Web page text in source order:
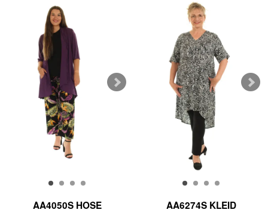
AA4050S HOSE AA6274S KLEID